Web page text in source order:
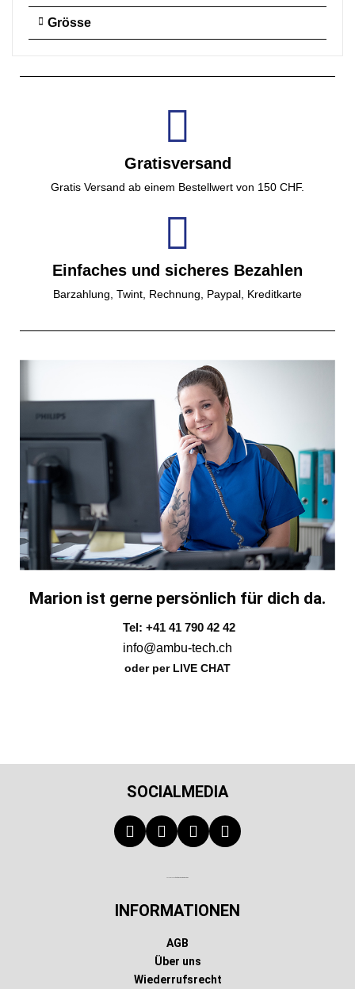
Grösse
Gratisversand
Gratis Versand ab einem Bestellwert von 150 CHF.
Einfaches und sicheres Bezahlen
Barzahlung, Twint, Rechnung, Paypal, Kreditkarte
Marion ist gerne persönlich für dich da.
Tel: +41 41 790 42 42
info@ambu-tech.ch
oder per LIVE CHAT
SOCIALMEDIA
INFORMATIONEN
AGB
Über uns
Wiederrufsrecht